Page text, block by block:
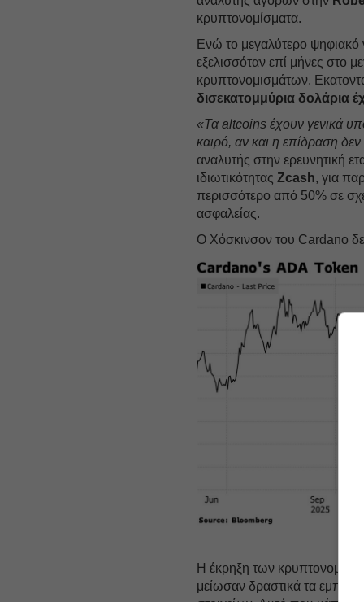
κρυπτονομίσματα.
Ενώ το μεγαλύτερο ψηφιακό
εξελισσόταν επί μήνες στο
κρυπτονομισμάτων.
δισεκατομμύρια δολάρια
«Τα altcoins έχουν γενικά
καιρό, αν και η επίδραση
αναλυτής στην ερευνητική
ιδιωτικότηταςZcash, για
περισσότερο από 50% σε
ασφαλείας.
Ο Χόσκινσον του Cardano
Η έκρηξη των
μείωσαν δραστικά τα